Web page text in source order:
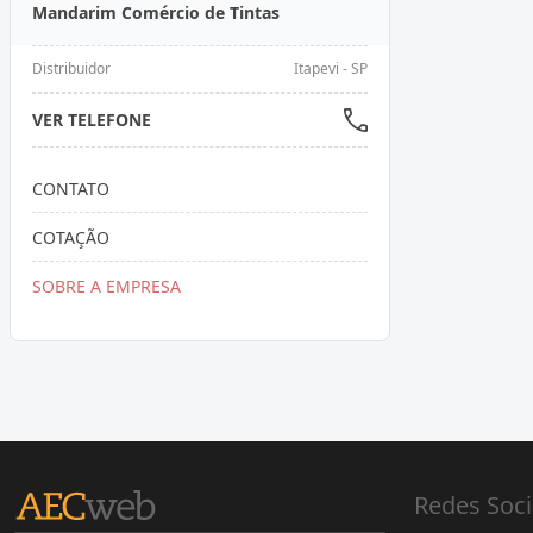
Mandarim Comércio de Tintas
Distribuidor Itapevi - SP
VER TELEFONE
CONTATO
COTAÇÃO
SOBRE A EMPRESA
Redes